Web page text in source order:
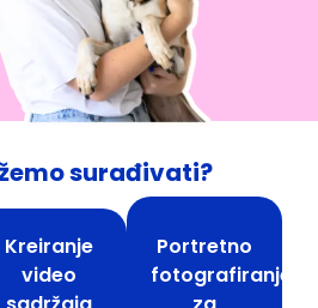
surađivati?
Kreiranje
video
Portretno
fotografiranje